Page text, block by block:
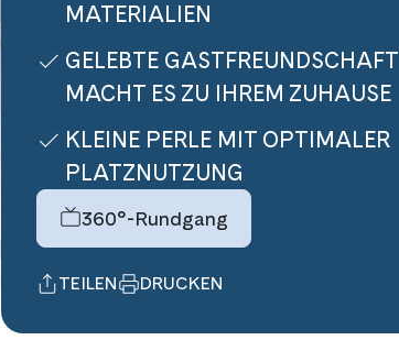
MATERIALIEN
GELEBTE GASTFREUNDSCHAFT
MACHT ES ZU IHREM ZUHAUSE
KLEINE PERLE MIT OPTIMALER
PLATZNUTZUNG
360°-Rundgang
TEILEN DRUCKEN